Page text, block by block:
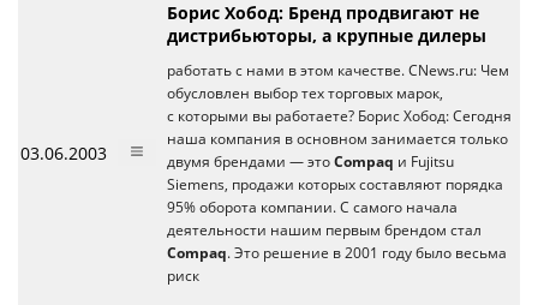
03.06.2003
Борис Хобод: Бренд продвигают не
дистрибьюторы, а крупные дилеры
работать с нами в этом качестве. CNews.ru: Чем
обусловлен выбор тех торговых марок,
с которыми вы работаете? Борис Хобод: Сегодня
наша компания в основном занимается только
двумя брендами — это Compaq и Fujitsu
Siemens, продажи которых составляют порядка
95% оборота компании. С самого начала
деятельности нашим первым брендом стал
Compaq. Это решение в 2001 году было весьма
риск